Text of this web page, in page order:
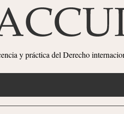
y práctica del Derecho